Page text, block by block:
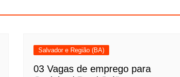
Salvador e Região (BA)
03 Vagas de emprego para